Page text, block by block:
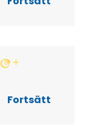
Fortsätt